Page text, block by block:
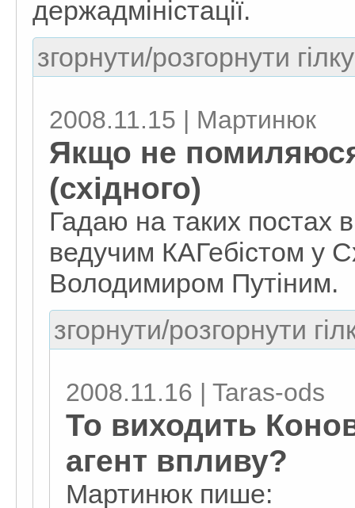
держадміністації.
згорнути/розгорнути
2008.11.15 | Мартинюк
Якщо не
(східного)
Гадаю на таких постах
ведучим КАГебістом у
Володимиром Путіним.
згорнути/розгорнути
2008.11.16 | Taras-ods
То виходить
агент впливу?
Мартинюк пише: